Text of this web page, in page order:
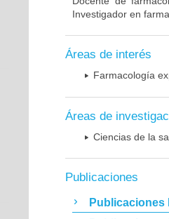
Investigador en
Áreas de interés
Farmacología
Áreas de
Ciencias de la
Publicaciones
Publicaciones